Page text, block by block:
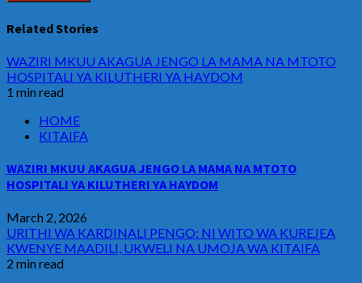
Related Stories
WAZIRI MKUU AKAGUA JENGO LA MAMA NA MTOTO
HOSPITALI YA KILUTHERI YA HAYDOM
1 min read
HOME
KITAIFA
WAZIRI MKUU AKAGUA JENGO LA MAMA NA MTOTO
HOSPITALI YA KILUTHERI YA HAYDOM
March 2, 2026
URITHI WA KARDINALI PENGO: NI WITO WA KUREJEA
KWENYE MAADILI, UKWELI NA UMOJA WA KITAIFA
2 min read